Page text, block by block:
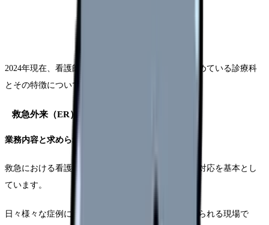
2024年現在、看護師の診療科選択において注目を集めている診療科
とその特徴について、詳しく解説します。
救急外来（ER）の特徴と分布
業務内容と求められる考え
救急における看護師の業務は、24時間体制での緊急対応を基本とし
ています。
日々様々な症例に対する迅速かつ適切な措置が求められる現場で